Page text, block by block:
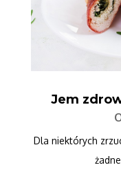
Jem
Dla niektórych